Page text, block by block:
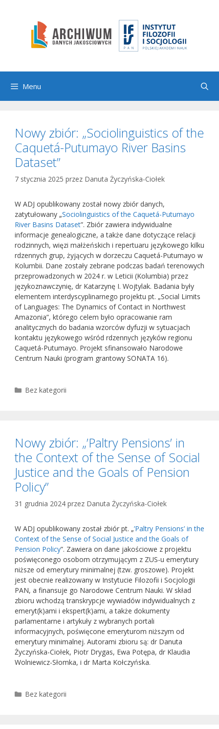
Menu
Nowy zbiór: „Sociolinguistics of the
Caquetá-Putumayo River Basins
Dataset”
7 stycznia 2025 przez Danuta Życzyńska-Ciołek
W ADJ opublikowany został nowy zbiór danych,
zatytułowany „Sociolinguistics of the Caquetá-Putumayo
River Basins Dataset”. Zbiór zawiera indywidualne
informacje genealogiczne, a także dane dotyczące relacji
rodzinnych, więzi małżeńskich i repertuaru językowego kilku
rdzennych grup, żyjących w dorzeczu Caquetá-Putumayo w
Kolumbii. Dane zostały zebrane podczas badań terenowych
przeprowadzonych w 2024 r. w Leticii (Kolumbia) przez
językoznawczynię, dr Katarzynę I. Wojtylak. Badania były
elementem interdyscyplinarnego projektu pt. „Social Limits
of Languages: The Dynamics of Contact in Northwest
Amazonia”, którego celem było opracowanie ram
analitycznych do badania wzorców dyfuzji w sytuacjach
kontaktu językowego wśród rdzennych języków regionu
Caquetá-Putumayo. Projekt sfinansowało Narodowe
Centrum Nauki (program grantowy SONATA 16).
Kategorie
Bez kategorii
Nowy zbiór: „’Paltry Pensions’ in
the Context of the Sense of Social
Justice and the Goals of Pension
Policy”
31 grudnia 2024 przez Danuta Życzyńska-Ciołek
W ADJ opublikowany został zbiór pt. „’Paltry Pensions’ in the
Context of the Sense of Social Justice and the Goals of
Pension Policy”. Zawiera on dane jakościowe z projektu
poświęconego osobom otrzymującym z ZUS-u emerytury
niższe od emerytury minimalnej (tzw. groszowe). Projekt
jest obecnie realizowany w Instytucie Filozofii i Socjologii
PAN, a finansuje go Narodowe Centrum Nauki. W skład
zbioru wchodzą transkrypcje wywiadów indywidualnych z
emeryt(k)ami i ekspert(k)ami, a także dokumenty
parlamentarne i artykuły z wybranych portali
informacyjnych, poświęcone emeryturom niższym od
emerytury minimalnej. Autorami zbioru są: dr Danuta
Życzyńska-Ciołek, Piotr Drygas, Ewa Potępa, dr Klaudia
Wolniewicz-Słomka, i dr Marta Kołczyńska.
Kategorie
Bez kategorii